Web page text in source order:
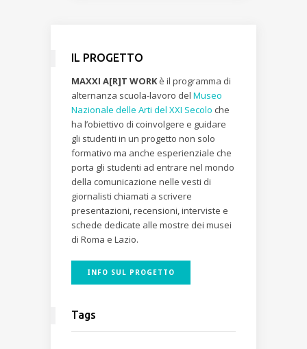
IL PROGETTO
MAXXI A[R]T WORKè il programma di
alternanza scuola-lavoro del Museo
Nazionale delle Arti del XXI Secolo che
ha l’obiettivo di coinvolgere e guidare
gli studenti in un progetto non solo
formativo ma anche esperienziale che
porta gli studenti ad entrare nel mondo
della comunicazione nelle vesti di
giornalisti chiamati a scrivere
presentazioni, recensioni, interviste e
schede dedicate alle mostre dei musei
di Roma e Lazio.
INFO SUL PROGETTO
Tags